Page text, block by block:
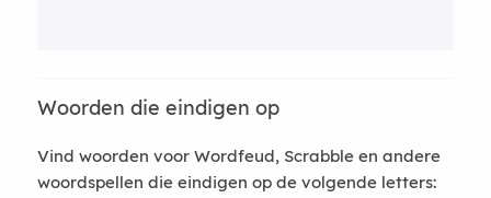
Woorden die eindigen op
Vind woorden voor Wordfeud, Scrabble en andere
woordspellen die eindigen op de volgende letters: